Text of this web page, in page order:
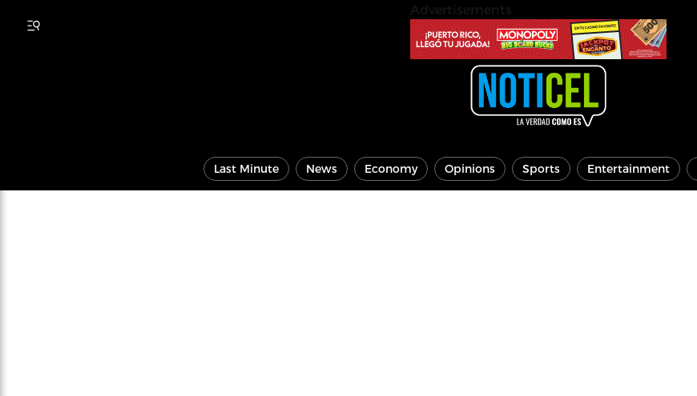
Last Minute News Economy Opinions Sports Entertainment